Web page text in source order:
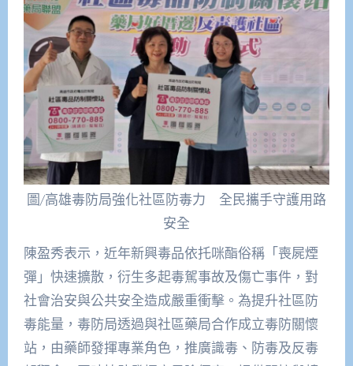
圖/高雄毒防局強化社區防毒力 全民攜手守護用路
安全
陳盈秀表示，近年新興毒品依托咪酯俗稱「喪屍煙
彈」快速擴散，衍生多起毒駕事故及傷亡事件，對
社會治安與公共安全造成嚴重衝擊。為提升社區防
毒能量，毒防局透過與社區藥局合作成立毒防關懷
站，由藥師發揮專業角色，推廣識毒、防毒及反毒